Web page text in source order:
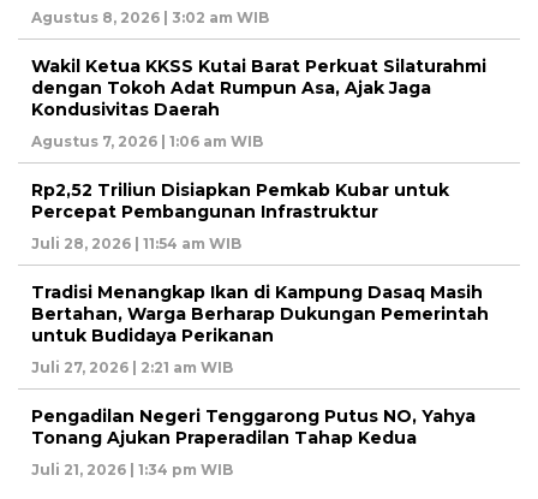
Agustus 8, 2026 | 3:02 am WIB
Wakil Ketua KKSS Kutai Barat Perkuat Silaturahmi
dengan Tokoh Adat Rumpun Asa, Ajak Jaga
Kondusivitas Daerah
Agustus 7, 2026 | 1:06 am WIB
Rp2,52 Triliun Disiapkan Pemkab Kubar untuk
Percepat Pembangunan Infrastruktur
Juli 28, 2026 | 11:54 am WIB
Tradisi Menangkap Ikan di Kampung Dasaq Masih
Bertahan, Warga Berharap Dukungan Pemerintah
untuk Budidaya Perikanan
Juli 27, 2026 | 2:21 am WIB
Pengadilan Negeri Tenggarong Putus NO, Yahya
Tonang Ajukan Praperadilan Tahap Kedua
Juli 21, 2026 | 1:34 pm WIB